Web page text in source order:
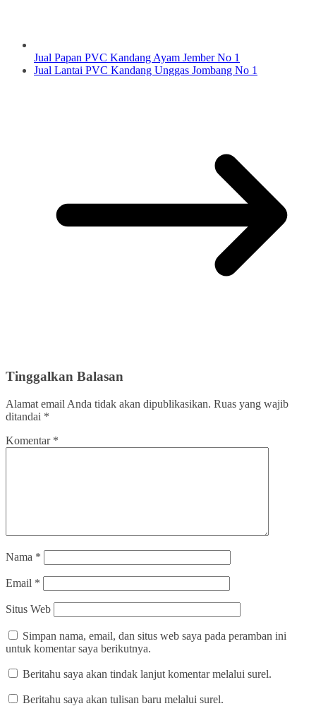
Jual Papan PVC Kandang Ayam Jember No 1
Jual Lantai PVC Kandang Unggas Jombang No 1
Tinggalkan Balasan
Alamat email Anda tidak akan dipublikasikan. Ruas yang wajib
ditandai *
Komentar *
Nama *
Email *
Situs Web
Simpan nama, email, dan situs web saya pada peramban ini
untuk komentar saya berikutnya.
Beritahu saya akan tindak lanjut komentar melalui surel.
Beritahu saya akan tulisan baru melalui surel.